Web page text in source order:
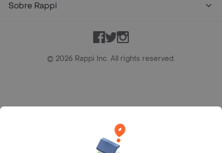
Sobre Rappi
Facebook
TwitterInstagram
© 2026 Rappi Inc. All rights reserved.
Bogotá D.C. --- notificacionesrappi@rappi.com